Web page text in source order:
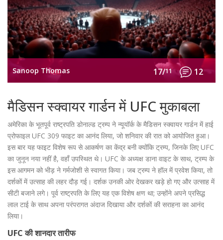
Sanoop Thomas 17/11 12
मैडिसन स्क्वायर गार्डन में UFC मुकाबला
अमेरिका के भूतपूर्व राष्ट्रपति डोनाल्ड ट्रम्प ने न्यूयॉर्क के मैडिसन स्क्वायर गार्डन में हाई
प्रोफाइल UFC 309 फाइट का आनंद लिया, जो शनिवार की रात को आयोजित हुआ।
इस बार यह फाइट विशेष रूप से आकर्षण का केंद्र बनी क्योंकि ट्रम्प, जिनके लिए UFC
का जुनून नया नहीं है, वहाँ उपस्थित थे। UFC के अध्यक्ष डाना वाइट के साथ, ट्रम्प के
इस आगमन को भीड़ ने गर्मजोशी से स्वागत किया। जब ट्रम्प ने हॉल में प्रवेश किया, तो
दर्शकों में उत्साह की लहर दौड़ गई। दर्शक उनकी ओर देखकर खड़े हो गए और उत्साह में
सीटी बजाने लगे। पूर्व राष्ट्रपति के लिए यह एक विशेष क्षण था; उन्होंने अपने प्रसिद्ध
लाल टाई के साथ अपना परंपरागत अंदाज दिखाया और दर्शकों की सराहना का आनंद
लिया।
UFC की शानदार तारीफ